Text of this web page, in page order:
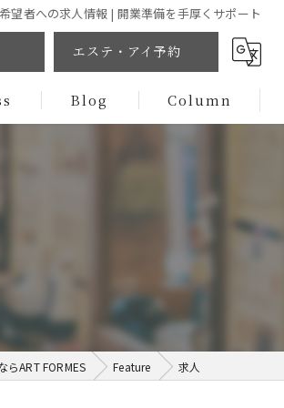
望者への求人情報 | 開業準備を手厚くサポート
エステ・アイ予約
Blog Column
らART FORMES Feature 求人